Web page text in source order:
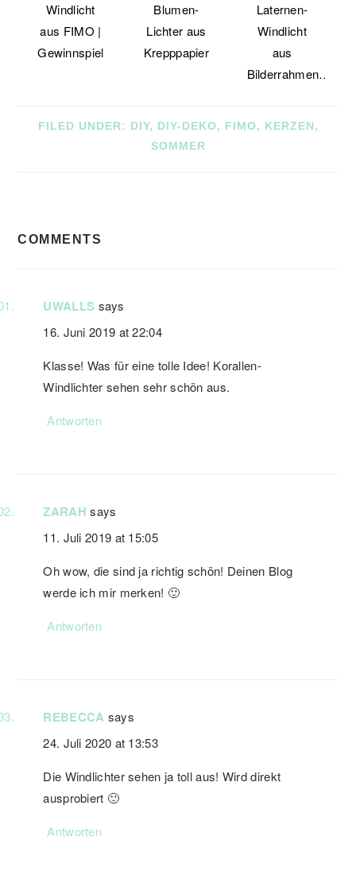
Windlicht
aus FIMO |
Gewinnspiel
Blumen-
Lichter aus
Krepppapier
Laternen-
Windlicht
aus
Bilderrahmen…
FILED UNDER: DIY, DIY-DEKO, FIMO, KERZEN,
SOMMER
INTERACTIONS
COMMENTS
UWALLS says
16. Juni 2019 at 22:04
Klasse! Was für eine tolle Idee! Korallen-
Windlichter sehen sehr schön aus.
Antworten
ZARAH says
11. Juli 2019 at 15:05
Oh wow, die sind ja richtig schön! Deinen Blog
werde ich mir merken! 🙂
Antworten
REBECCA says
24. Juli 2020 at 13:53
Die Windlichter sehen ja toll aus! Wird direkt
ausprobiert 🙂
Antworten